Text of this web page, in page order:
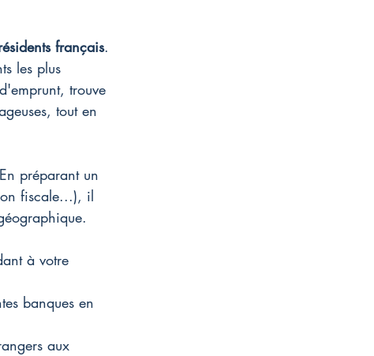
français.
les plus
trouve
tout en
préparant un
fiscale...), il
à votre
banques en
aux